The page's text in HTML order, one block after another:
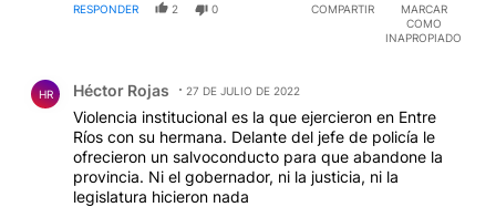
RESPONDER 2 0 COMPARTIR
MARCAR
COMO
INAPROPIADO
HR Héctor Rojas 27 DE JULIO DE 2022
Violencia institucional es la que ejercieron en Entre
Ríos con su hermana. Delante del jefe de policía le
ofrecieron un salvoconducto para que abandone la
provincia. Ni el gobernador, ni la justicia, ni la
legislatura hicieron nada